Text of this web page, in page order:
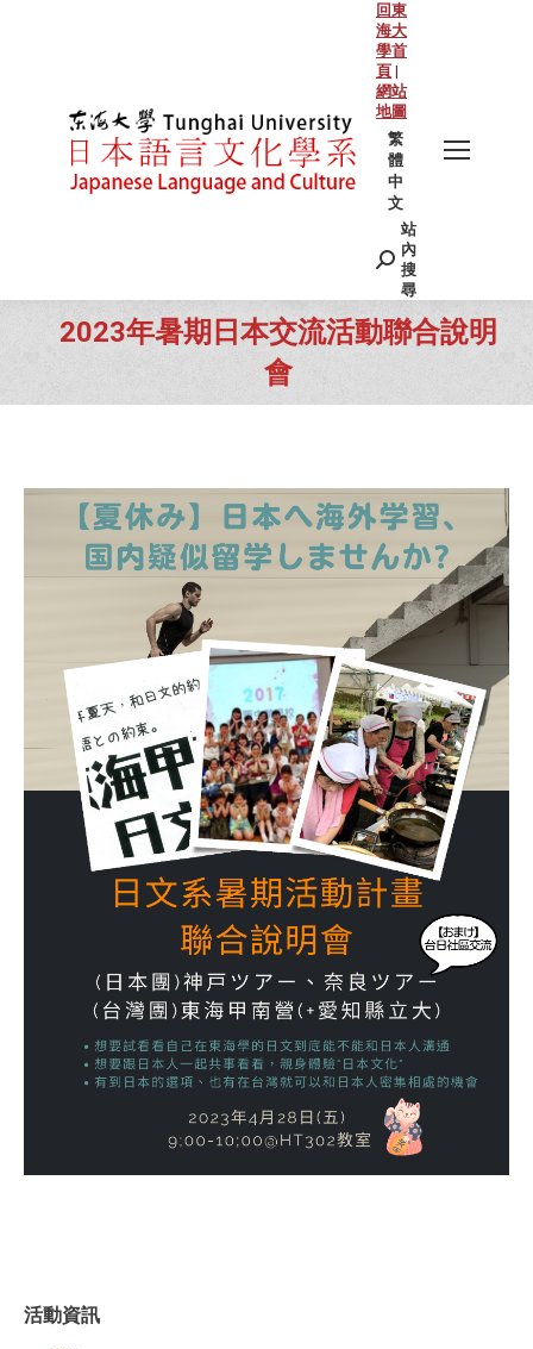
回東
海大
學首
頁 |
網站
地圖
繁
體
中
文
Search:
站
內
搜
尋
2023年暑期日本交流活動聯合說明
會
You are here:
活動資訊